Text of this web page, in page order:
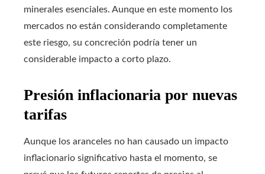
minerales esenciales. Aunque en este momento los
mercados no están considerando completamente
este riesgo, su concreción podría tener un
considerable impacto a corto plazo.
Presión inflacionaria por nuevas
tarifas
Aunque los aranceles no han causado un impacto
inflacionario significativo hasta el momento, se